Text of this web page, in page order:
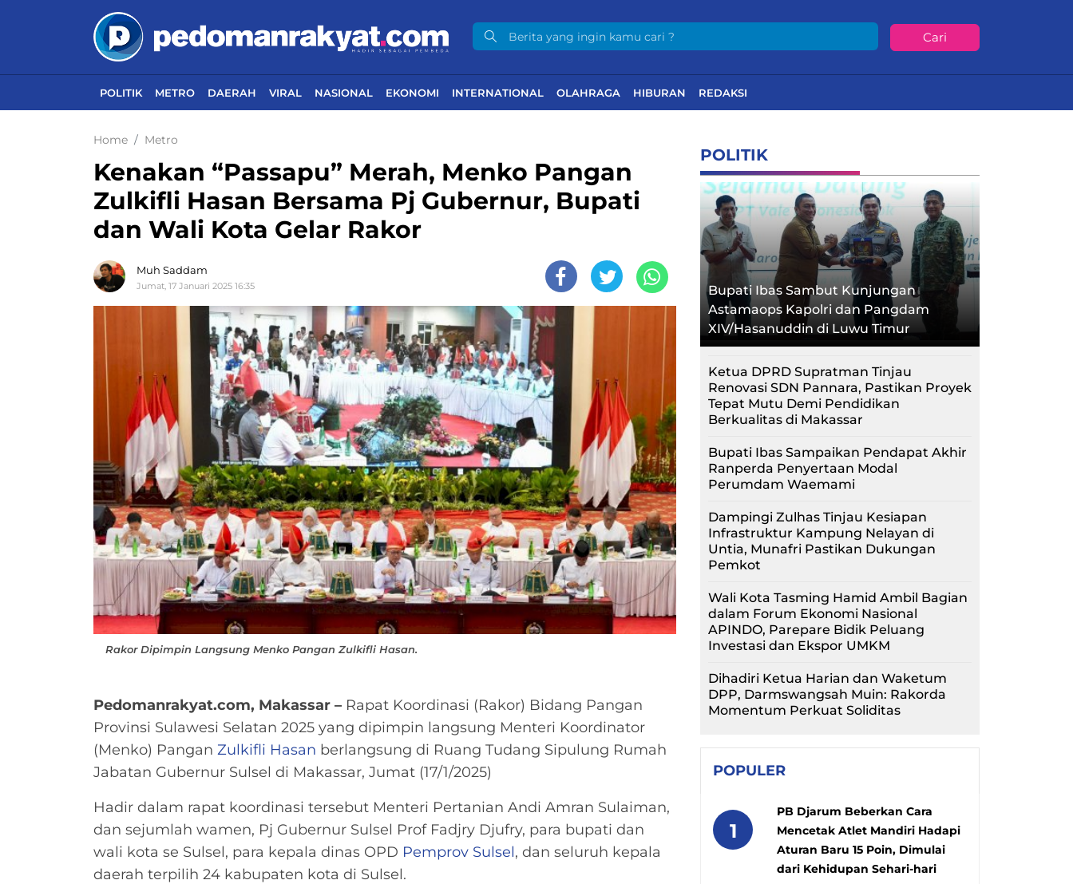
Cari
POLITIK METRO DAERAH VIRAL NASIONAL EKONOMI INTERNATIONAL OLAHRAGA HIBURAN REDAKSI
Home Metro
Kenakan “Passapu” Merah, Menko Pangan
Zulkifli Hasan Bersama Pj Gubernur, Bupati
dan Wali Kota Gelar Rakor
Muh Saddam
Jumat, 17 Januari 2025 16:35
Rakor Dipimpin Langsung Menko Pangan Zulkifli Hasan.
Pedomanrakyat.com, Makassar – Rapat Koordinasi (Rakor) Bidang Pangan
Provinsi Sulawesi Selatan 2025 yang dipimpin langsung Menteri Koordinator
(Menko) Pangan Zulkifli Hasan berlangsung di Ruang Tudang Sipulung Rumah
Jabatan Gubernur Sulsel di Makassar, Jumat (17/1/2025)
Hadir dalam rapat koordinasi tersebut Menteri Pertanian Andi Amran Sulaiman,
dan sejumlah wamen, Pj Gubernur Sulsel Prof Fadjry Djufry, para bupati dan
wali kota se Sulsel, para kepala dinas OPD Pemprov Sulsel, dan seluruh kepala
daerah terpilih 24 kabupaten kota di Sulsel.
POLITIK
Bupati Ibas Sambut Kunjungan
Astamaops Kapolri dan Pangdam
XIV/Hasanuddin di Luwu Timur
Ketua DPRD Supratman Tinjau
Renovasi SDN Pannara, Pastikan Proyek
Tepat Mutu Demi Pendidikan
Berkualitas di Makassar
Bupati Ibas Sampaikan Pendapat Akhir
Ranperda Penyertaan Modal
Perumdam Waemami
Dampingi Zulhas Tinjau Kesiapan
Infrastruktur Kampung Nelayan di
Untia, Munafri Pastikan Dukungan
Pemkot
Wali Kota Tasming Hamid Ambil Bagian
dalam Forum Ekonomi Nasional
APINDO, Parepare Bidik Peluang
Investasi dan Ekspor UMKM
Dihadiri Ketua Harian dan Waketum
DPP, Darmswangsah Muin: Rakorda
Momentum Perkuat Soliditas
POPULER
1
PB Djarum Beberkan Cara
Mencetak Atlet Mandiri Hadapi
Aturan Baru 15 Poin, Dimulai
dari Kehidupan Sehari-hari